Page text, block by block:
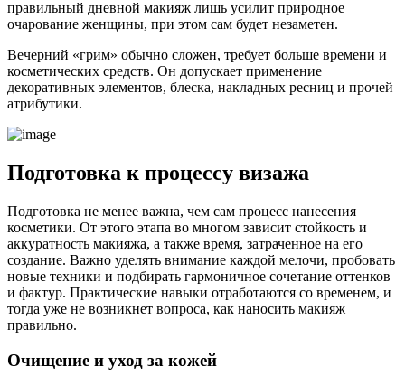
правильный дневной макияж лишь усилит природное
очарование женщины, при этом сам будет незаметен.
Вечерний «грим» обычно сложен, требует больше времени и
косметических средств. Он допускает применение
декоративных элементов, блеска, накладных ресниц и прочей
атрибутики.
Подготовка к процессу визажа
Подготовка не менее важна, чем сам процесс нанесения
косметики. От этого этапа во многом зависит стойкость и
аккуратность макияжа, а также время, затраченное на его
создание. Важно уделять внимание каждой мелочи, пробовать
новые техники и подбирать гармоничное сочетание оттенков
и фактур. Практические навыки отработаются со временем, и
тогда уже не возникнет вопроса, как наносить макияж
правильно.
Очищение и уход за кожей